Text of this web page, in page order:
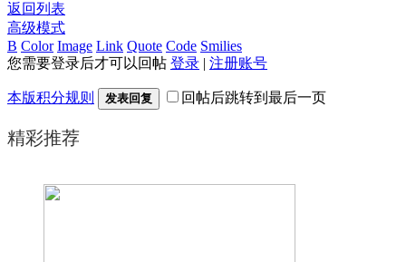
返回列表
高级模式
B Color Image Link Quote Code Smilies
您需要登录后才可以回帖 登录 | 注册账号
本版积分规则 发表回复 回帖后跳转到最后一页
精彩推荐